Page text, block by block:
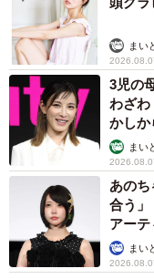
【漫画】大学生息子
「起きなよ、遅刻する
けど？笑
松波 穂乃圭
2026.08.07
【お盆
り疲
感ギャ
まい
父は
イケ
ヒロさ